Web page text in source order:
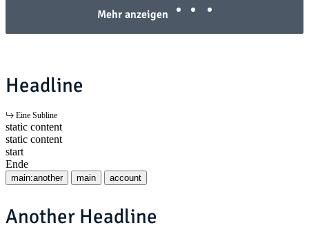
Mehr anzeigen
Headline
Eine Subline
static content
static content
start
Ende
main:another main account
Another Headline